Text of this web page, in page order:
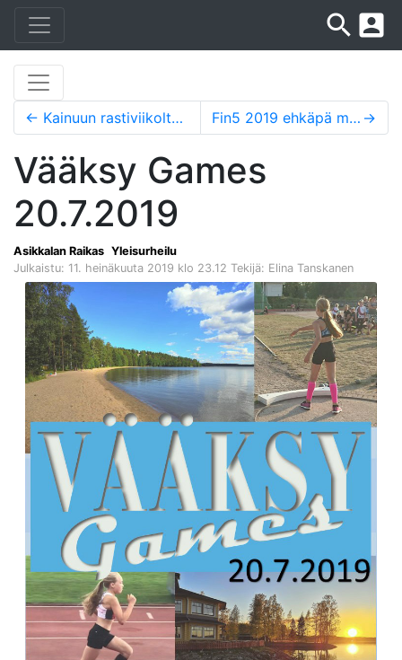
search account_box
← Kainuun rastiviikolta Eliakselle pronssia Fin5 2019 ehkäpä menestyksekkäin rastiviikko Raikkaan historiassa! →
Vääksy Games
20.7.2019
Asikkalan Raikas Yleisurheilu
Julkaistu: 11. heinäkuuta 2019 klo 23.12 Tekijä: Elina Tanskanen